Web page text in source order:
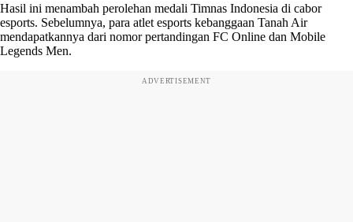
Hasil ini menambah perolehan medali Timnas Indonesia di cabor
esports. Sebelumnya, para atlet esports kebanggaan Tanah Air
mendapatkannya dari nomor pertandingan FC Online dan Mobile
Legends Men.
ADVERTISEMENT